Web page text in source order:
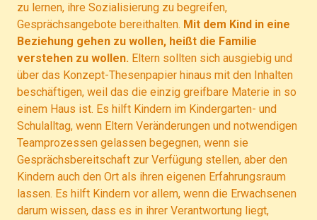
zu lernen, ihre Sozialisierung zu begreifen,
Gesprächsangebote bereithalten. Mit dem Kind in eine
Beziehung gehen zu wollen, heißt die Familie
verstehen zu wollen. Eltern sollten sich ausgiebig und
über das Konzept-Thesenpapier hinaus mit den Inhalten
beschäftigen, weil das die einzig greifbare Materie in so
einem Haus ist. Es hilft Kindern im Kindergarten- und
Schulalltag, wenn Eltern Veränderungen und notwendigen
Teamprozessen gelassen begegnen, wenn sie
Gesprächsbereitschaft zur Verfügung stellen, aber den
Kindern auch den Ort als ihren eigenen Erfahrungsraum
lassen. Es hilft Kindern vor allem, wenn die Erwachsenen
darum wissen, dass es in ihrer Verantwortung liegt,